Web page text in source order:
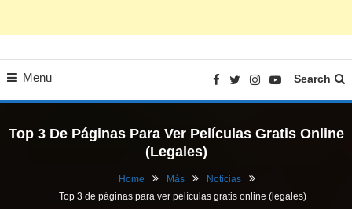
Menu Search
Top 3 De Páginas Para Ver Películas Gratis Online
(legales)
Home Más
Noticias
Top 3 de páginas para ver películas gratis online (legales)